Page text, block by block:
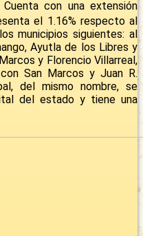
Cuenta con una extensión
el 1.16% respecto al
municipios siguientes: al
Ayutla de los Libres y
y Florencio Villarreal,
San Marcos y Juan R.
del mismo nombre, se
del estado y tiene una